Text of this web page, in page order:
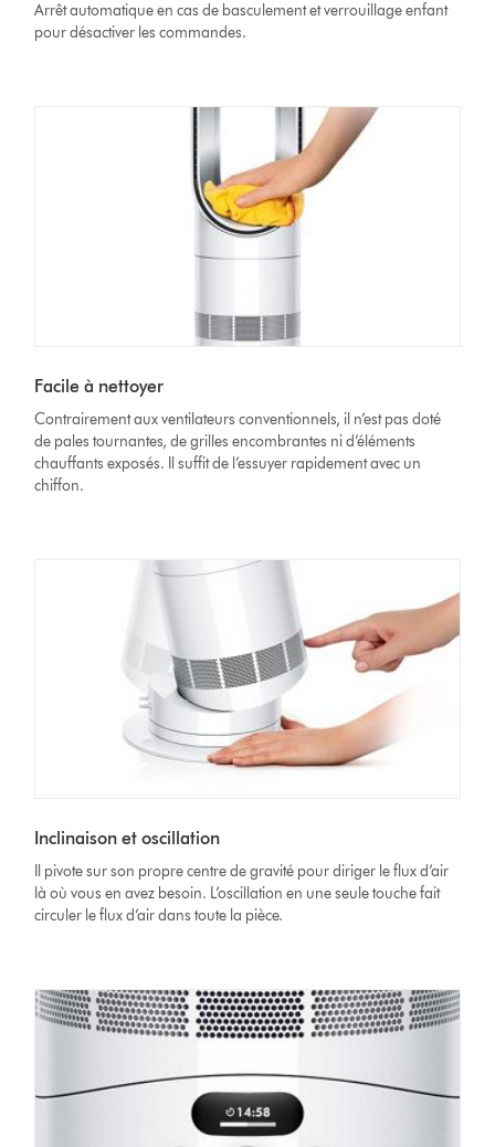
Arrêt automatique en cas de basculement et verrouillage enfant
pour désactiver les commandes.
Facile à nettoyer
Contrairement aux ventilateurs conventionnels, il n’est pas doté
de pales tournantes, de grilles encombrantes ni d’éléments
chauffants exposés. Il suffit de l’essuyer rapidement avec un
chiffon.
Inclinaison et oscillation
Il pivote sur son propre centre de gravité pour diriger le flux d’air
là où vous en avez besoin. L’oscillation en une seule touche fait
circuler le flux d’air dans toute la pièce.